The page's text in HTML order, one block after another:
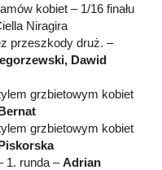
kobiet – 1/16 finału
Niragira
przeszkody druż. –
Dawid
grzbietowym kobiet
grzbietowym kobiet
1. runda –Adrian